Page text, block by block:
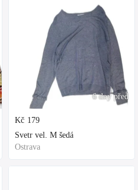
6 dny před
Kč 179
Svetr vel. M šedá
Ostrava